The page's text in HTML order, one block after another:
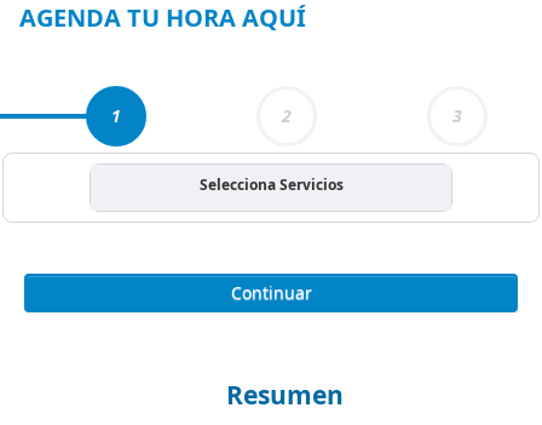
AGENDA TU HORA AQUÍ
1 2 3
Selecciona Servicios
Continuar
Resumen